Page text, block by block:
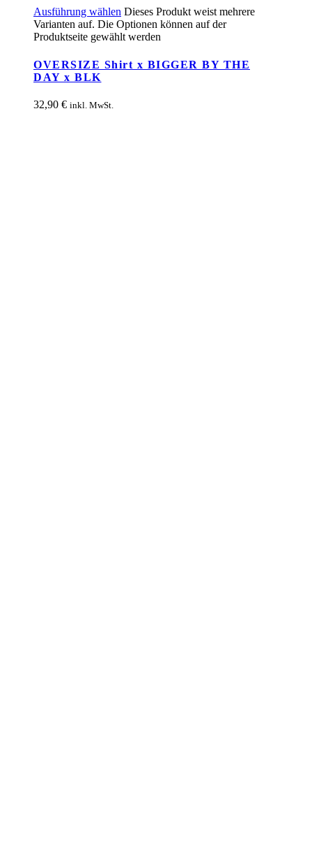
Ausführung wählen Dieses Produkt weist mehrere
Varianten auf. Die Optionen können auf der
Produktseite gewählt werden
OVERSIZE Shirt x BIGGER BY THE
DAY x BLK
32,90 € inkl. MwSt.